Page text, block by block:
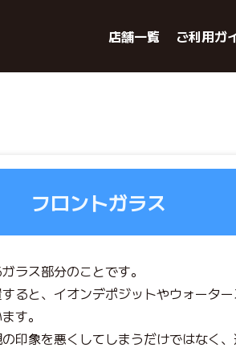
店舗一覧 ご利用ガ
フロントガラス
ラス部分のことです。
ると、イオンデポジットやウォータ
す。
印象を悪くしてしまうだけではなく